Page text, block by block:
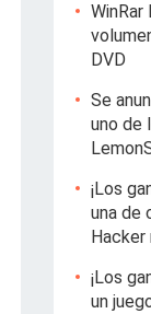
DVD
Se
uno de
¡Los
una de
Hacker
¡Los
un